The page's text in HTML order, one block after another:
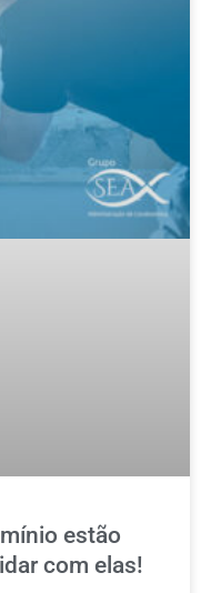
estão
com elas!